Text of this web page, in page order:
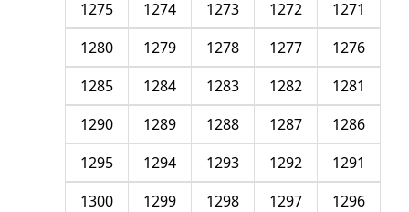
1271
1272
1273
1274
1275
1276
1277
1278
1279
1280
1281
1282
1283
1284
1285
1286
1287
1288
1289
1290
1291
1292
1293
1294
1295
1296
1297
1298
1299
1300